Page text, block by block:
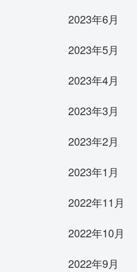
2023年6月
2023年5月
2023年4月
2023年3月
2023年2月
2023年1月
2022年11月
2022年10月
2022年9月